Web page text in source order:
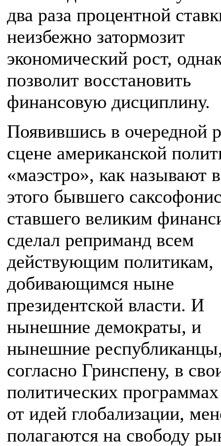
два раза процентной
неизбежно затормозит
экономический рост,
позволит восстановить
финансовую дисциплину.
Появившись в очередной
сцене американской
«маэстро», как
этого бывшего
ставшего великим
сделал реприманд всем
действующим политикам,
добивающимся ныне
президентской власти. И
нынешние демократы, и
нынешние
согласно Гринспену, в
политических программах
от идей глобализации,
полагаются на свободу